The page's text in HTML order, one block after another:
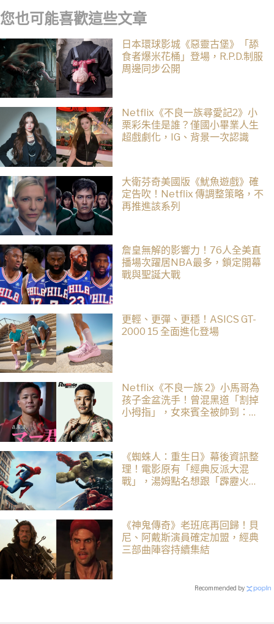
您也可能喜歡這些文章
日本環球影城《惡靈古堡》「舔
食者爆米花桶」登場，R.P.D.制服
周邊同步公開
Netflix《不良一族尋愛記2》小
栗彩朱佳是誰？僅國小畢業人生
超戲劇化，IG、背景一次認識
大衛芬奇美國版《魷魚遊戲》確
定告吹！Netflix 傳調整策略，不
再推進該系列
詹皇無解的影響力！76人全美直
播場次躍居NBA最多，鎖定開幕
戰與聖誕大戰
更輕、更彈、更穩！ASICS GT-
2000 15 全面進化登場
Netflix《不良一族 2》小馬哥為
孩子金盆洗手！曾混黑道「割掉
小拇指」，女來賓全被帥到：超
《蜘蛛人：重生日》幕後資訊整
理！電影原有「經典反派大混
戰」，湯姆點名想跟「霹靂火」
《神鬼傳奇》老班底再回歸！貝
尼、阿戴斯演員確定加盟，經典
三部曲陣容持續集結
Recommended by